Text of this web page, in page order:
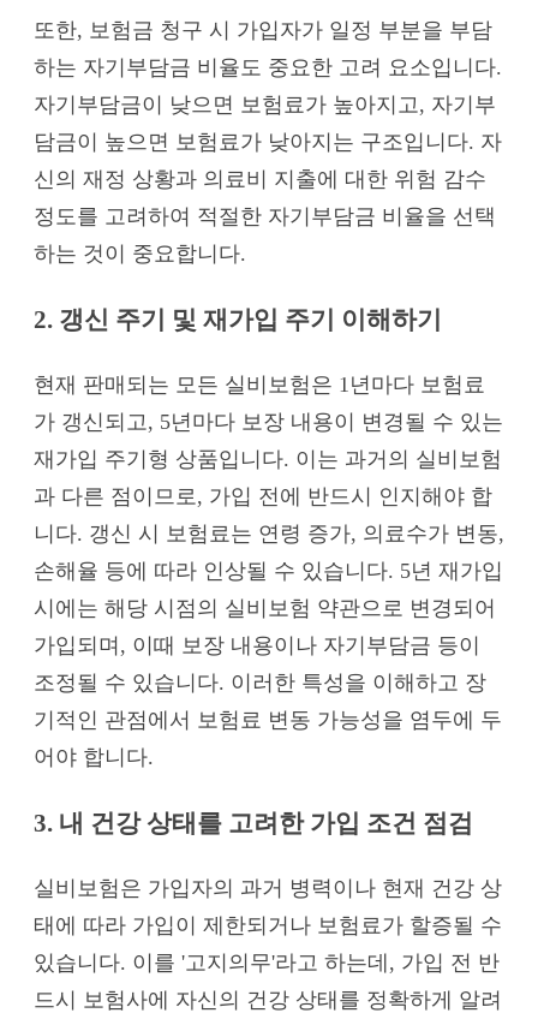
또한, 보험금 청구 시 가입자가 일정 부분을 부담
하는 자기부담금 비율도 중요한 고려 요소입니다.
자기부담금이 낮으면 보험료가 높아지고, 자기부
담금이 높으면 보험료가 낮아지는 구조입니다. 자
신의 재정 상황과 의료비 지출에 대한 위험 감수
정도를 고려하여 적절한 자기부담금 비율을 선택
하는 것이 중요합니다.
2. 갱신 주기 및 재가입 주기 이해하기
현재 판매되는 모든 실비보험은 1년마다 보험료
가 갱신되고, 5년마다 보장 내용이 변경될 수 있는
재가입 주기형 상품입니다. 이는 과거의 실비보험
과 다른 점이므로, 가입 전에 반드시 인지해야 합
니다. 갱신 시 보험료는 연령 증가, 의료수가 변동,
손해율 등에 따라 인상될 수 있습니다. 5년 재가입
시에는 해당 시점의 실비보험 약관으로 변경되어
가입되며, 이때 보장 내용이나 자기부담금 등이
조정될 수 있습니다. 이러한 특성을 이해하고 장
기적인 관점에서 보험료 변동 가능성을 염두에 두
어야 합니다.
3. 내 건강 상태를 고려한 가입 조건 점검
실비보험은 가입자의 과거 병력이나 현재 건강 상
태에 따라 가입이 제한되거나 보험료가 할증될 수
있습니다. 이를 '고지의무'라고 하는데, 가입 전 반
드시 보험사에 자신의 건강 상태를 정확하게 알려